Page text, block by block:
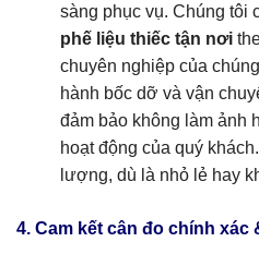
sàng phục vụ. Chúng tôi
phế liệu thiếc tận nơi
chuyên nghiệp của
hành bốc dỡ và vận
đảm bảo không làm ảnh
hoạt động của quý
lượng, dù là nhỏ lẻ hay
4. Cam kết cân đo chính xác